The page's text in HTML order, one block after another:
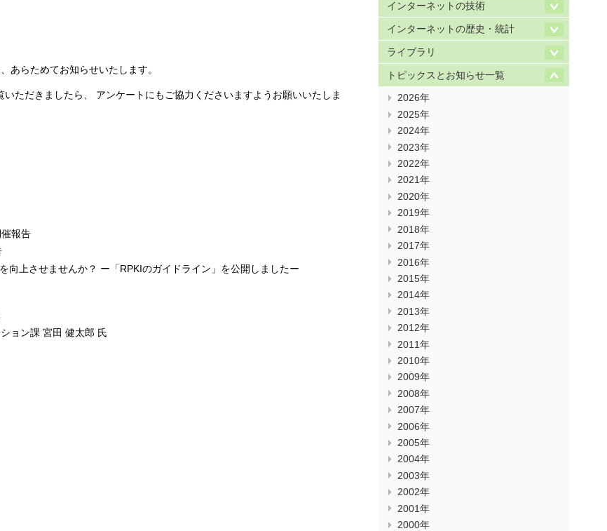
あらためてお知らせいたします。
ただきましたら、 アンケートにもご協力くださいますようお願いいたしま
報告
向上させませんか？ ー「RPKIのガイドライン」を公開しましたー
ョン課 宮田 健太郎 氏
インターネットの技術
インターネットの歴史・統計
ライブラリ
トピックスとお知らせ一覧
2026年
2025年
2024年
2023年
2022年
2021年
2020年
2019年
2018年
2017年
2016年
2015年
2014年
2013年
2012年
2011年
2010年
2009年
2008年
2007年
2006年
2005年
2004年
2003年
2002年
2001年
2000年